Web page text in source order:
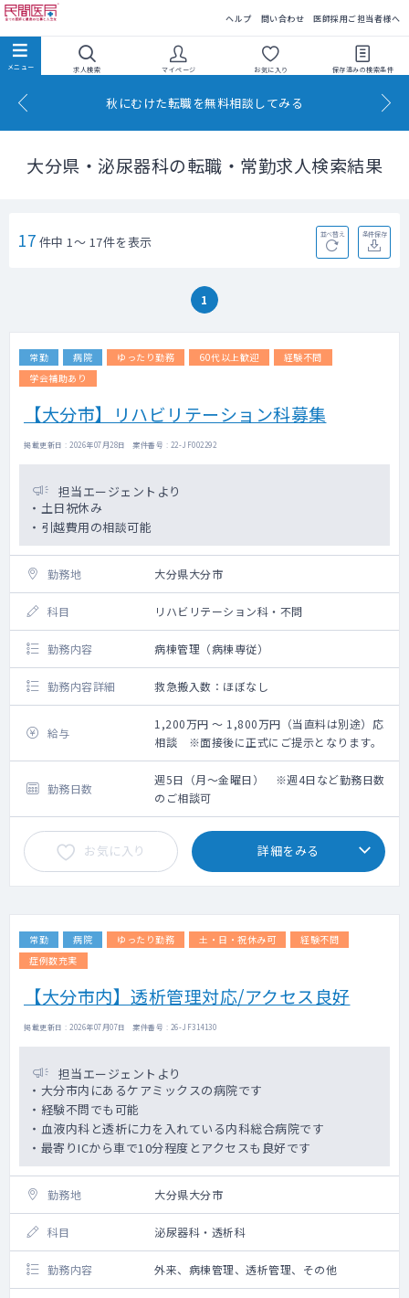
ヘルプ 問い合わせ 医師採用ご担当者様へ
求人検索 マイページ お気に入り 保存済みの検索条件
秋にむけた転職を無料相談してみる
大分県・泌尿器科の転職・常勤求人検索結果
17 件中 1～ 17件を表示 並べ替え 条件保存
1
常勤 病院 ゆったり勤務 60代以上歓迎
経験不問
学会補助あり
【大分市】リハビリテーション科募集
掲載更新日 : 2026年07月28日 案件番号 : 22-JF002292
担当エージェントより
・土日祝休み
・引越費用の相談可能
勤務地 大分県大分市
科目 リハビリテーション科・不問
勤務内容 病棟管理（病棟専従）
勤務内容詳細 救急搬入数：ほぼなし
給与
1,200万円 ～ 1,800万円（当直料は別途）応
相談 ※面接後に正式にご提示となります。
勤務日数
週5日（月～金曜日） ※週4日など勤務日数
のご相談可
お気に入り 詳細をみる
常勤 病院 ゆったり勤務 土・日・祝休み可
経験不問
症例数充実
【大分市内】透析管理対応/アクセス良好
掲載更新日 : 2026年07月07日 案件番号 : 26-JF314130
担当エージェントより
・大分市内にあるケアミックスの病院です
・経験不問でも可能
・血液内科と透析に力を入れている内科総合病院です
・最寄りICから車で10分程度とアクセスも良好です
勤務地 大分県大分市
科目 泌尿器科・透析科
勤務内容 外来、病棟管理、透析管理、その他